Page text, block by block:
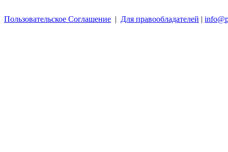
Пользовательское Соглашение | Для правообладателей |